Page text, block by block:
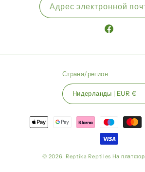
Адрес электронной
Facebook
Страна/регион
Нидерланды | EUR €
Способы
оплаты
© 2026, Reptika Reptiles На